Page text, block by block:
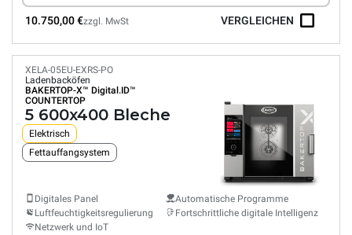
10.750,00 €zzgl. MwSt VERGLEICHEN
XELA-05EU-EXRS-PO
Ladenbacköfen
BAKERTOP-X™ Digital.ID™
COUNTERTOP
5 600x400 Bleche
Elektrisch
Fettauffangsystem
Digitales Panel
Luftfeuchtigkeitsregulierung
Netzwerk und IoT
Automatische Programme
Fortschrittliche digitale Intelligenz